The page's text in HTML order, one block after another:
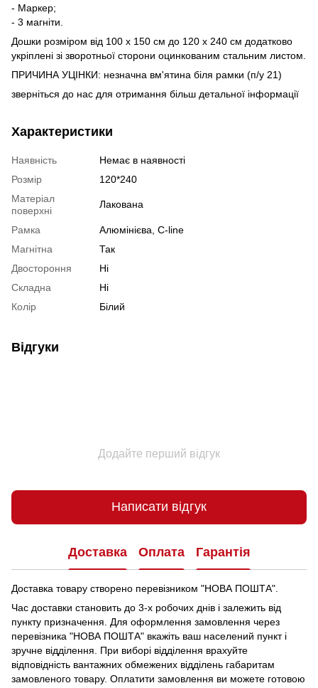
- Маркер;
- 3 магніти.
Дошки розміром від 100 х 150 см до 120 х 240 см додатково
укріплені зі зворотньої сторони оцинкованим стальним листом.
ПРИЧИНА УЦІНКИ: незначна вм'ятина біля рамки (п/у 21)
зверніться до нас для отримання більш детальної інформації
Характеристики
Наявність
Немає в наявності
Розмір
120*240
Матеріал
поверхні
Лакована
Рамка
Алюмінієва, C-line
Магнітна
Так
Двостороння
Ні
Складна
Ні
Колір
Білий
Відгуки
Додайте перший відгук
Написати відгук
Доставка Оплата Гарантія
Доставка товару створено перевізником "НОВА ПОШТА".
Час доставки становить до 3-х робочих днів і залежить від
пункту призначення. Для оформлення замовлення через
перевізника "НОВА ПОШТА" вкажіть ваш населений пункт і
зручне відділення.
При виборі відділення врахуйте
відповідність вантажних обмежених відділень габаритам
замовленого товару. Оплатити замовлення ви можете готовою